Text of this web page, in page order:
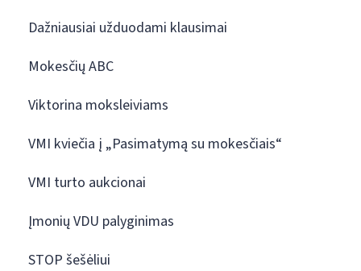
Dažniausiai užduodami klausimai
Mokesčių ABC
Viktorina moksleiviams
VMI kviečia į „Pasimatymą su mokesčiais“
VMI turto aukcionai
Įmonių VDU palyginimas
STOP šešėliui